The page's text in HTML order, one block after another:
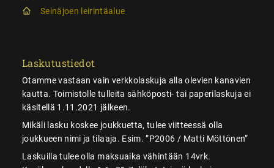
Seinäjoen leirintäalue
Laskutustiedot
Otamme vastaan vain verkkolaskuja alla olevien kanavien
kautta. Toimistolle tulleita sähköposti- tai paperilaskuja ei
käsitellä 1.11.2021 jälkeen.
Mikäli lasku koskee joukkuetta, tulee viitteessä olla
joukkueen nimi ja tilaaja. Esim. ”P2006 / Matti Möttönen”
Laskuilla tulee olla maksuaika vähintään 14vrk.